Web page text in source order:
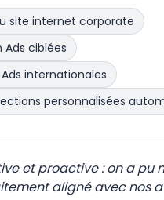
site internet corporate
Ads ciblées
internationales
personnalisées
et proactive : on a
aligné avec nos